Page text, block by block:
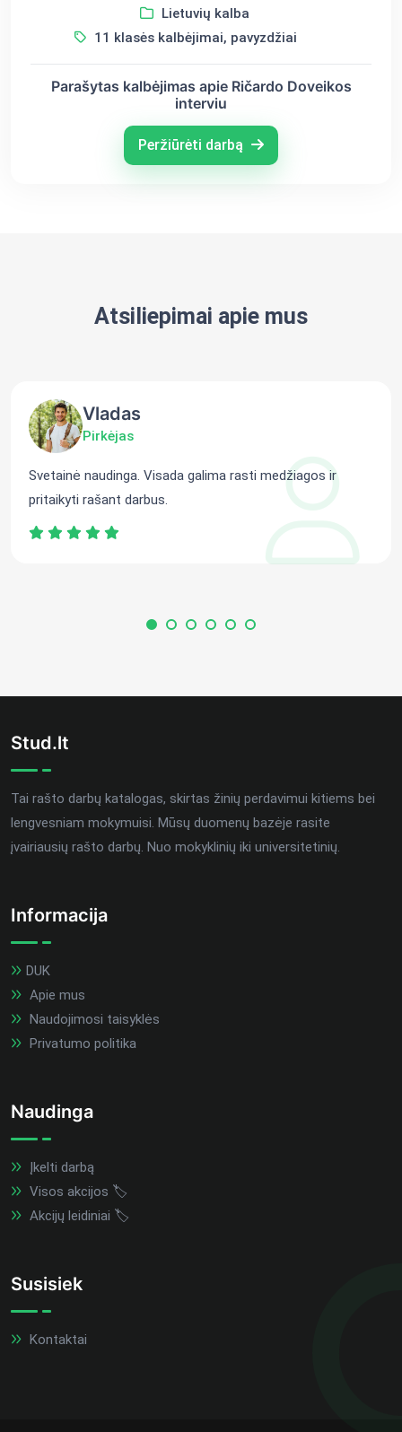
Lietuvių kalba
11 klasės kalbėjimai, pavyzdžiai
Parašytas kalbėjimas apie Ričardo Doveikos
interviu
Peržiūrėti darbą
Atsiliepimai apie mus
Vladas
Pirkėjas
Svetainė naudinga. Visada galima rasti medžiagos ir
pritaikyti rašant darbus.
Stud.lt
Tai rašto darbų katalogas, skirtas žinių perdavimui kitiems bei
lengvesniam mokymuisi. Mūsų duomenų bazėje rasite
įvairiausių rašto darbų. Nuo mokyklinių iki universitetinių.
Informacija
DUK
Apie mus
Naudojimosi taisyklės
Privatumo politika
Naudinga
Įkelti darbą
Visos akcijos 🏷️
Akcijų leidiniai 🏷️
Susisiek
Kontaktai